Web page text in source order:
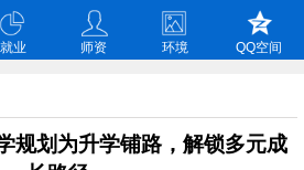
就业 师资 环境 QQ空间
规划为升学铺路，解锁多元成